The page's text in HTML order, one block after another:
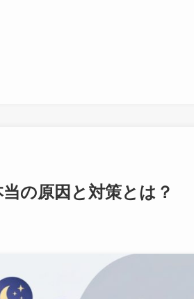
の原因と対策とは？